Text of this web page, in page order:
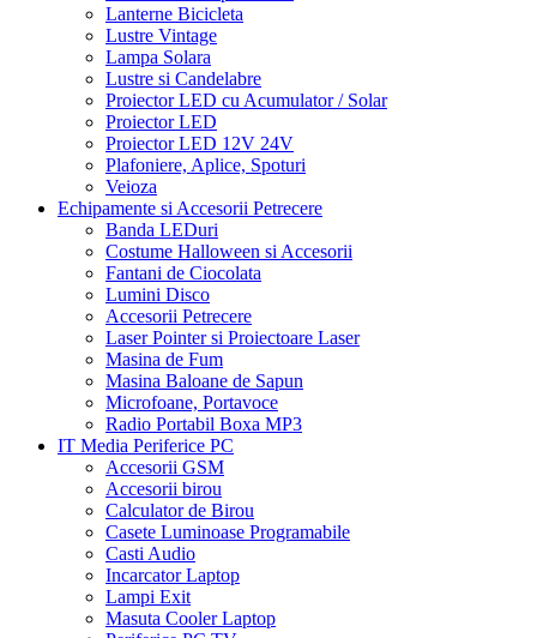
Lanterne Bicicleta
Lustre Vintage
Lampa Solara
Lustre si Candelabre
Proiector LED cu Acumulator / Solar
Proiector LED
Proiector LED 12V 24V
Plafoniere, Aplice, Spoturi
Veioza
Echipamente si Accesorii Petrecere
Banda LEDuri
Costume Halloween si Accesorii
Fantani de Ciocolata
Lumini Disco
Accesorii Petrecere
Laser Pointer si Proiectoare Laser
Masina de Fum
Masina Baloane de Sapun
Microfoane, Portavoce
Radio Portabil Boxa MP3
IT Media Periferice PC
Accesorii GSM
Accesorii birou
Calculator de Birou
Casete Luminoase Programabile
Casti Audio
Incarcator Laptop
Lampi Exit
Masuta Cooler Laptop